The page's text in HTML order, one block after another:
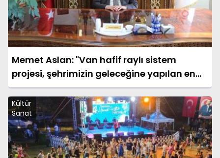
Memet Aslan: "Van hafif raylı sistem
projesi, şehrimizin geleceğine yapılan en
büyük yatırımlardan biridir"
Kültür
Sanat